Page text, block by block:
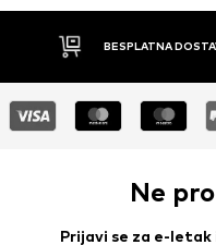
30 DANA PRAVO
Ne
Prijavi se za e-